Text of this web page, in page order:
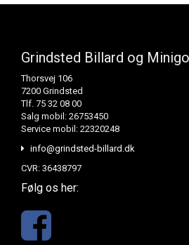
Grindsted Billard og
Thorsvej 106
7200 Grindsted
Tlf. 75 32 08 00
Salg mobil: 26753450
Service mobil: 22320248
info@grindsted-billard.dk
CVR: 36438797
Følg os her: